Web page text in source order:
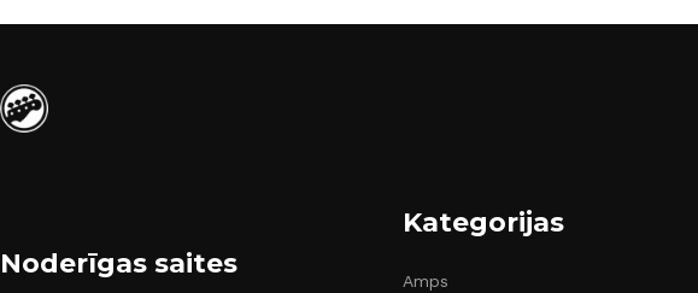
Noderīgas saites
Kategorijas
Amps